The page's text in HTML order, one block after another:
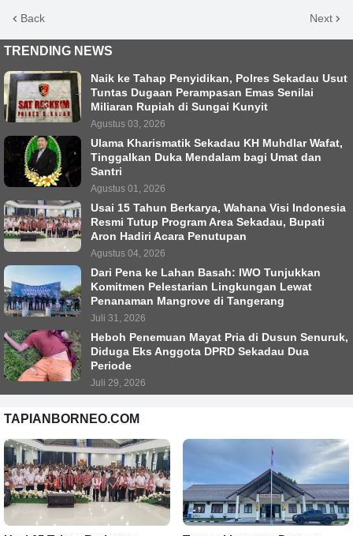
Back Next
TRENDING NEWS
Naik ke Tahap Penyidikan, Polres Sekadau Usut
Tuntas Dugaan Perampasan Emas Senilai
Miliaran Rupiah di Sungai Kunyit
Agustus 03, 2026
Ulama Kharismatik Sekadau KH Muhdlar Wafat,
Tinggalkan Duka Mendalam bagi Umat dan
Santri
Agustus 01, 2026
Usai 15 Tahun Berkarya, Wahana Visi Indonesia
Resmi Tutup Program Area Sekadau, Bupati
Aron Hadiri Acara Penutupan
Agustus 04, 2026
Dari Pena ke Lahan Basah: IWO Tunjukkan
Komitmen Pelestarian Lingkungan Lewat
Penanaman Mangrove di Tangerang
Juli 31, 2026
Heboh Penemuan Mayat Pria di Dusun Senuruk,
Diduga Eks Anggota DPRD Sekadau Dua
Periode
Juli 29, 2026
TAPIANBORNEO.COM